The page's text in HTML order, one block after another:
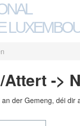
->
der Gemeng, déi